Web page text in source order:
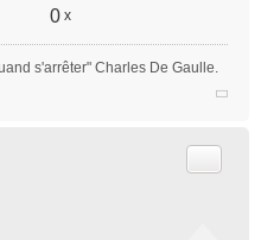
0 x
s'arrêter" Charles De Gaulle.